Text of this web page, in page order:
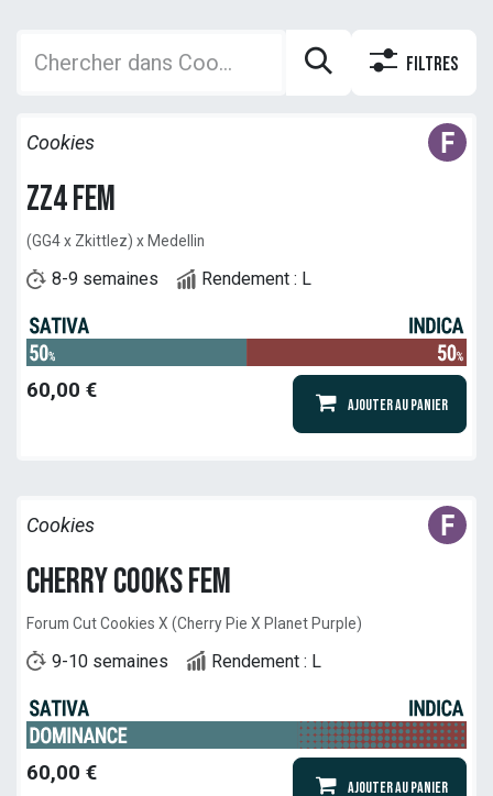
Filtres
Cookies
ZZ4 Fem
(GG4 x Zkittlez) x Medellin
8-9 semaines Rendement : L
60,00 €
Ajouter au panier
Cookies
Cherry Cooks Fem
Forum Cut Cookies X (Cherry Pie X Planet Purple)
9-10 semaines Rendement : L
60,00 €
Ajouter au panier